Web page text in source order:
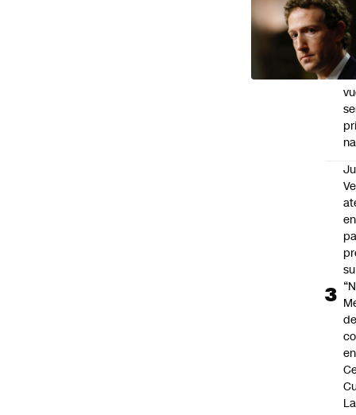
que
el
La